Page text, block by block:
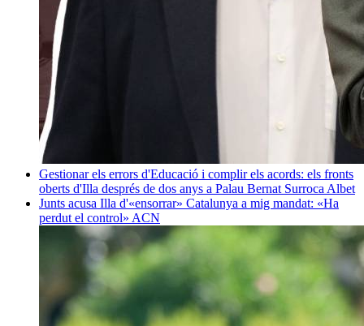
Gestionar els errors d'Educació i complir els acords: els fronts
oberts d'Illa després de dos anys a Palau Bernat Surroca Albet
Junts acusa Illa d'«ensorrar» Catalunya a mig mandat: «Ha
perdut el control» ACN